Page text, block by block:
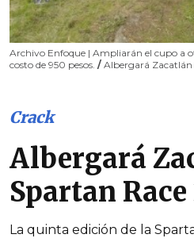
Archivo Enfoque | Ampliarán el cupo a
costo de 950 pesos. / Albergará Zacatlán
Crack
Albergará
Spartan Race
La quinta edición de la